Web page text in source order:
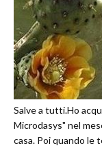
Salve a tutti.Ho
Microdasys" nel
casa. Poi quando le